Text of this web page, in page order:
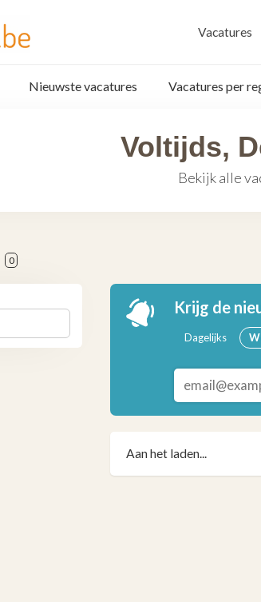
Vacatures
Nieuwste vacatures Vacatures per
Voltijds,
Bekijk alle
0
Krijg de
Dagelijks
Aan het laden...